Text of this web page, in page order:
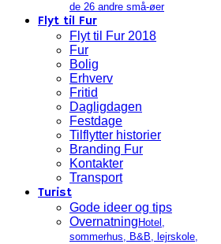
de 26 andre små-øer
Flyt til Fur
Flyt til Fur 2018
Fur
Bolig
Erhverv
Fritid
Dagligdagen
Festdage
Tilflytter historier
Branding Fur
Kontakter
Transport
Turist
Gode ideer og tips
Overnatning Hotel,
sommerhus, B&B, lejrskole,